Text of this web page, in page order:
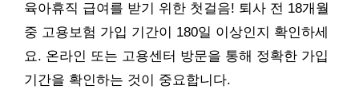
육아휴직 급여를 받기 위한 첫걸음! 퇴사 전 18개월
중 고용보험 가입 기간이 180일 이상인지 확인하세
요. 온라인 또는 고용센터 방문을 통해 정확한 가입
기간을 확인하는 것이 중요합니다.